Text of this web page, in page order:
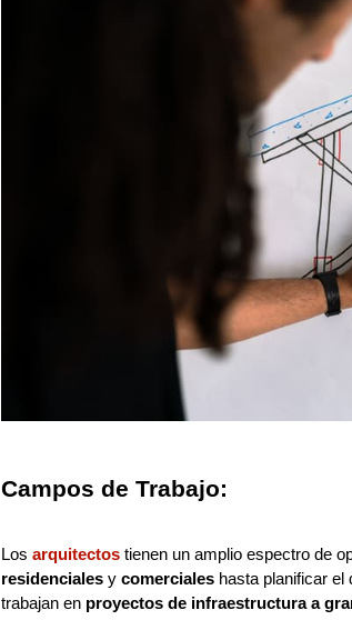
Campos de Trabajo:
Los arquitectos tienen un amplio espectro de
residenciales y comerciales hasta planificar el
trabajan en proyectos de infraestructura a